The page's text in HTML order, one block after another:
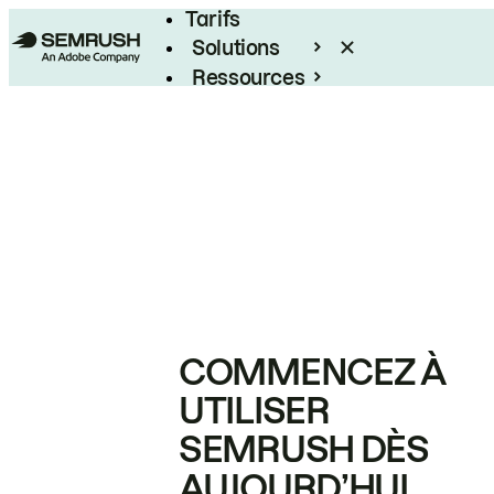
Tarifs
Solutions
Ressources
COMMENCEZ À
UTILISER
SEMRUSH DÈS